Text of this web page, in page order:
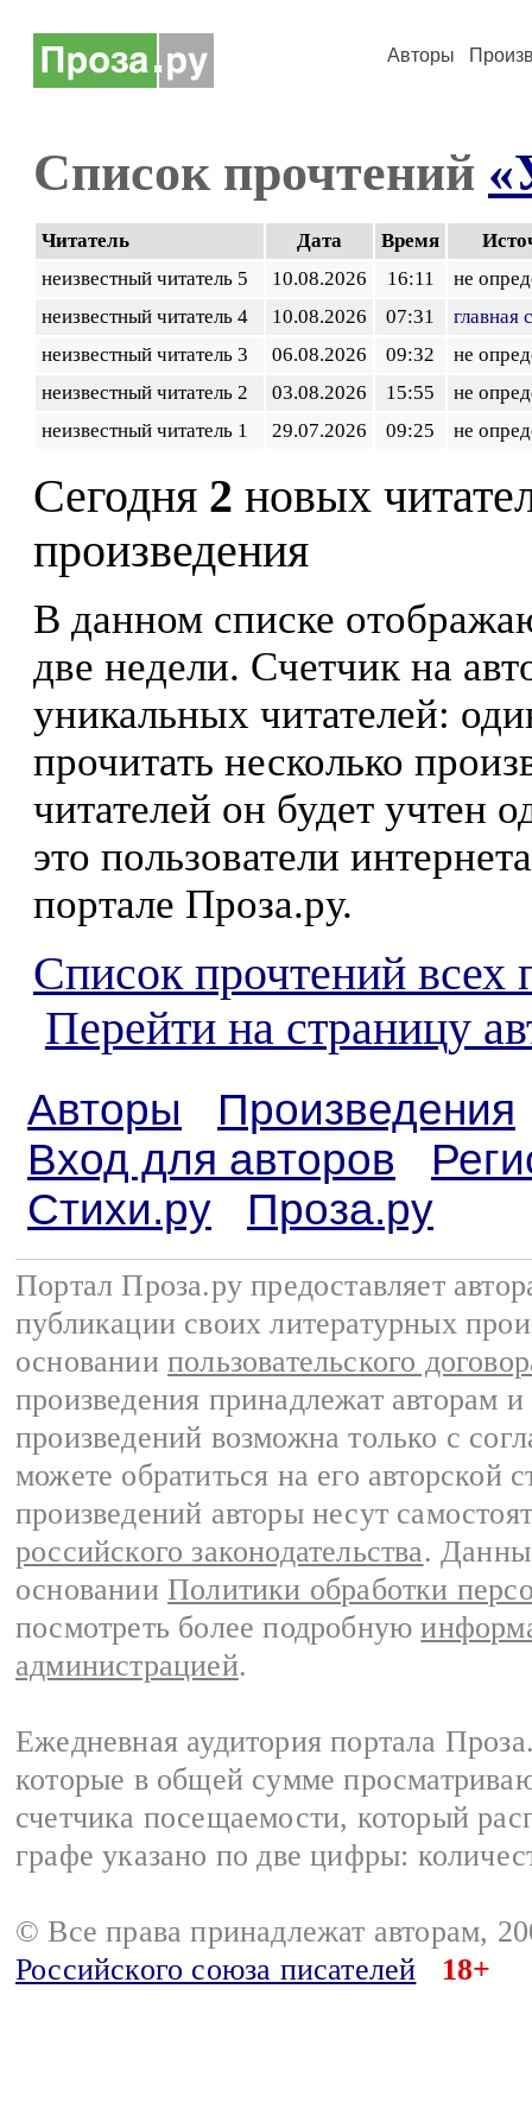
Авторы
Список прочтений
Читатель Дата Время
неизвестный читатель 5
10.08.2026 16:11
не
неизвестный читатель 4
10.08.2026 07:31
главная
неизвестный читатель 3
06.08.2026 09:32
не
неизвестный читатель 2
03.08.2026 15:55
не
неизвестный читатель 1
29.07.2026 09:25 не
Сегодня 2 новых
произведения
В данном списке
две недели. Счетчик на
уникальных читателей:
прочитать несколько
читателей он будет учтен
это пользователи
портале Проза.ру.
Список прочтений всех
Перейти на страницу
Авторы
Произведения
Вход для авторов
Стихи.ру
Проза.ру
Портал Проза.ру предоставляет
публикации своих литературных
основании пользовательского
произведения принадлежат авторам
произведений возможна только с
можете обратиться на его авторской
произведений авторы несут
российского законодательства.
основании Политики обработки
посмотреть более подробную
администрацией.
Ежедневная аудитория портала
которые в общей сумме
счетчика посещаемости, который
графе указано по две цифры:
© Все права принадлежат авторам,
Российского союза писателей
18+